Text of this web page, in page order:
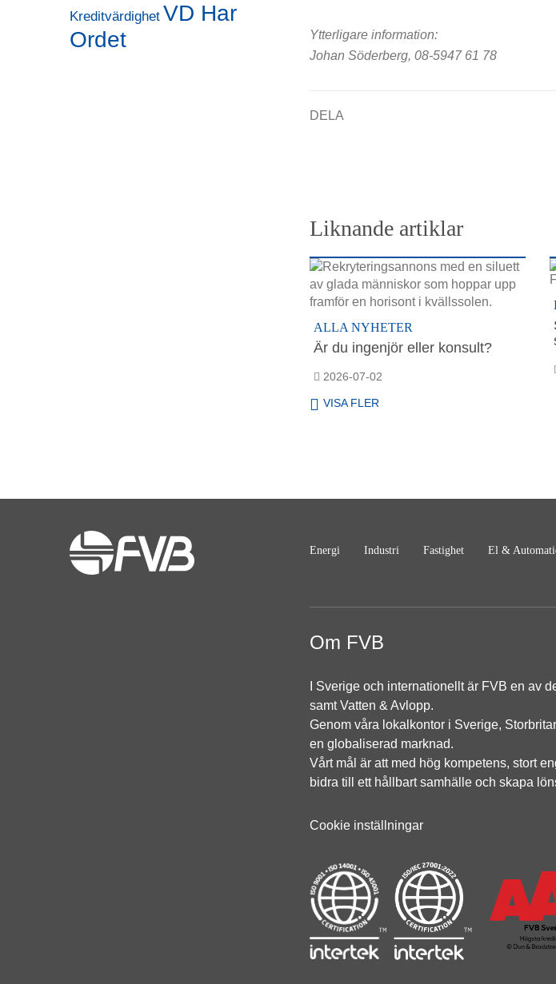
Kreditvärdighet VD Har
Ordet
Ytterligare information:
Johan Söderberg, 08-5947 61 78
DELA
Liknande artiklar
ALLA NYHETER
Är du ingenjör eller konsult?
2026-07-02
VISA FLER
Energi Industri Fastighet El &
Om FVB
I Sverige och internationellt är FVB en av
samt Vatten & Avlopp.
Genom våra lokalkontor i Sverige,
en globaliserad marknad.
Vårt mål är att med hög kompetens, stort
bidra till ett hållbart samhälle och skapa
Cookie inställningar